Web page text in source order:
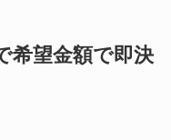
希望金額で即決